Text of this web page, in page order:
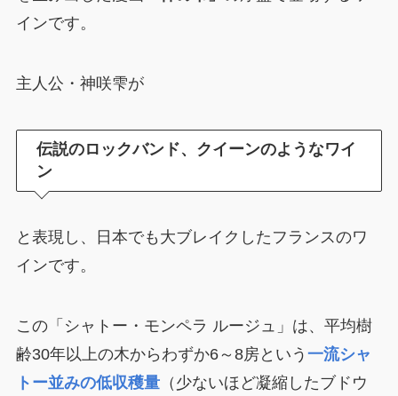
インです。
主人公・神咲雫が
伝説のロックバンド、クイーンのようなワイ
ン
と表現し、日本でも大ブレイクしたフランスのワ
インです。
この「シャトー・モンペラ ルージュ」は、平均樹
齢30年以上の木からわずか6～8房という 一流シャ
トー並みの低収穫量（少ないほど凝縮したブドウ